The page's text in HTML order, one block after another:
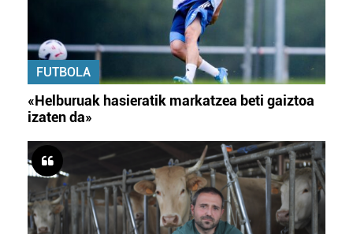
FUTBOLA
«Helburuak hasieratik markatzea beti gaiztoa
izaten da»